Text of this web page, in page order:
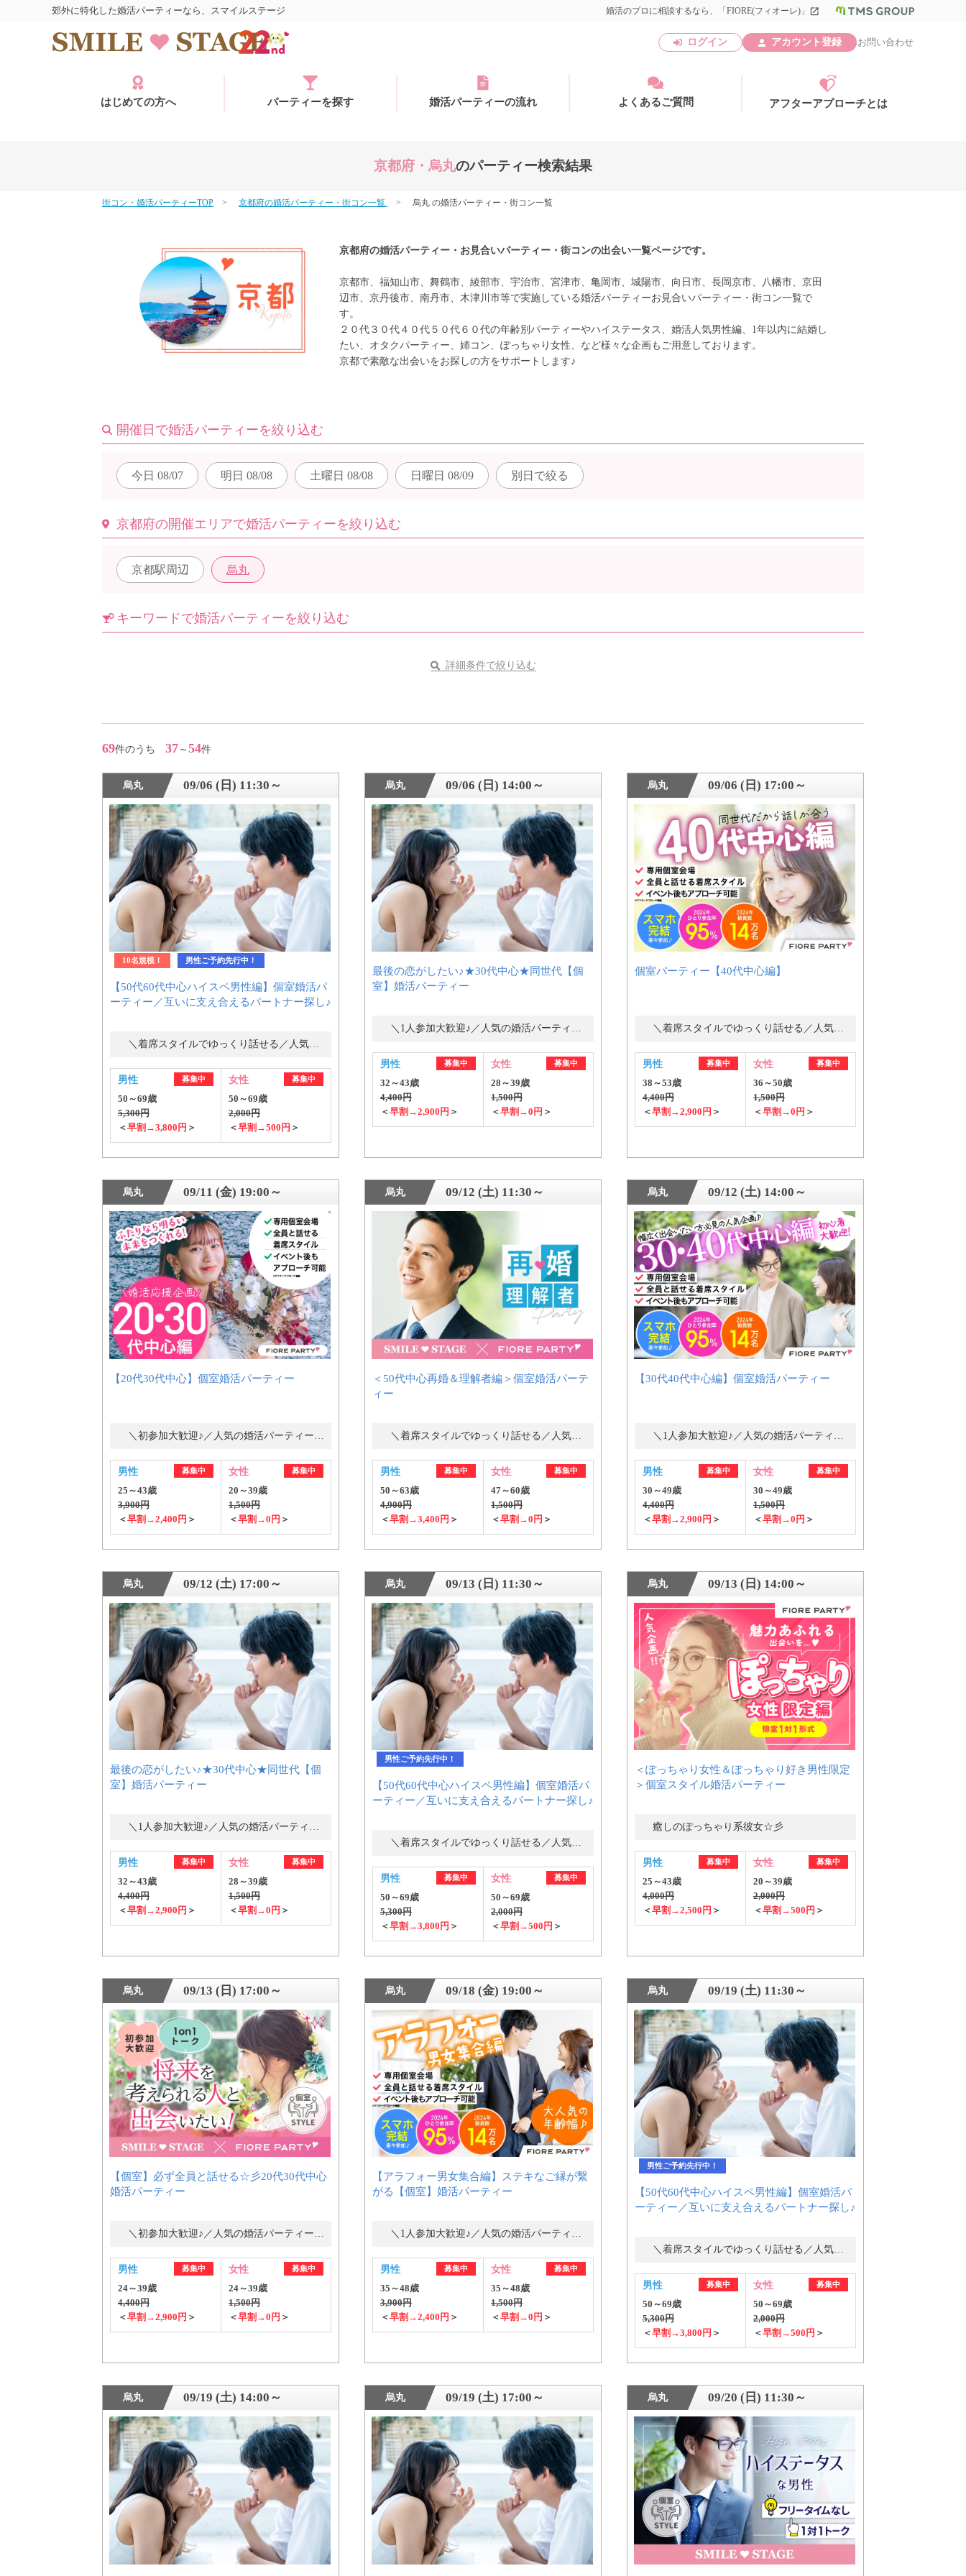
はじめての方へ
今週の婚活パーティー
よくあるご質問
個人情報保護方針launch
子どもの安全基準に関するポリシー
PR
約1,300店の中から
おすすめの優良結婚相談所をご紹介
個人情報保護のため
郊外に特化した婚活パーティーなら、スマイルステージ 婚活のプロに相談するなら、「FIORE(フィオーレ)」 launch
ログイン アカウント登録 お問い合わせ
はじめての方へ パーティーを探す 婚活パーティーの流れ よくあるご質問 アフターアプローチとは
京都府・烏丸のパーティー検索結果
街コン・婚活パーティーTOP 京都府の婚活パーティー・街コン一覧 烏丸 の婚活パーティー・街コン一覧
京都府の婚活パーティー・お見合いパーティー・街コンの出会い一覧ページです。
京都市、福知山市、舞鶴市、綾部市、宇治市、宮津市、亀岡市、城陽市、向日市、長岡京市、八幡市、京田
辺市、京丹後市、南丹市、木津川市等で実施している婚活パーティーお見合いパーティー・街コン一覧で
す。
２０代３０代４０代５０代６０代の年齢別パーティーやハイステータス、婚活人気男性編、1年以内に結婚し
たい、オタクパーティー、姉コン、ぽっちゃり女性、など様々な企画もご用意しております。
京都で素敵な出会いをお探しの方をサポートします♪
開催日で婚活パーティーを絞り込む
今日 08/07 明日 08/08 土曜日 08/08 日曜日 08/09 別日で絞る
京都府の開催エリアで婚活パーティーを絞り込む
京都駅周辺 烏丸
キーワードで婚活パーティーを絞り込む
詳細条件で絞り込む
69件のうち 37 ～ 54件
烏丸 09/06 (日) 11:30～
10名規模！ 男性ご予約先行中！
【50代60代中心ハイスペ男性編】個室婚活パ
ーティー／互いに支え合えるパートナー探し♪
＼着席スタイルでゆっくり話せる／人気の婚活パーティー・街コン
男性 募集中
50～69歳
5,300円
＜早割→3,800円 ＞
女性 募集中
50～69歳
2,000円
＜早割→500円 ＞
烏丸 09/06 (日) 14:00～
最後の恋がしたい♪★30代中心★同世代【個
室】婚活パーティー
＼1人参加大歓迎♪／人気の婚活パーティー・街コン
男性 募集中
32～43歳
4,400円
＜早割→2,900円 ＞
女性 募集中
28～39歳
1,500円
＜早割→0円 ＞
烏丸 09/06 (日) 17:00～
個室パーティー【40代中心編】
＼着席スタイルでゆっくり話せる／人気の婚活パーティー・街コン
男性 募集中
38～53歳
4,400円
＜早割→2,900円 ＞
女性 募集中
36～50歳
1,500円
＜早割→0円 ＞
烏丸 09/11 (金) 19:00～
【20代30代中心】個室婚活パーティー
男性 募集中
25～43歳
3,900円
＜早割→2,400円 ＞
女性 募集中
20～39歳
1,500円
＜早割→0円 ＞
烏丸 09/12 (土) 11:30～
＜50代中心再婚＆理解者編＞個室婚活パーテ
ィー
男性 募集中
50～63歳
4,900円
＜早割→3,400円 ＞
女性 募集中
47～60歳
1,500円
＜早割→0円 ＞
烏丸 09/12 (土) 14:00～
【30代40代中心編】個室婚活パーティー
男性 募集中
30～49歳
4,400円
＜早割→2,900円 ＞
女性 募集中
30～49歳
1,500円
＜早割→0円 ＞
烏丸 09/12 (土) 17:00～
最後の恋がしたい♪★30代中心★同世代【個
室】婚活パーティー
男性 募集中
32～43歳
4,400円
＜早割→2,900円 ＞
女性 募集中
28～39歳
1,500円
＜早割→0円 ＞
烏丸 09/13 (日) 11:30～
男性ご予約先行中！
【50代60代中心ハイスペ男性編】個室婚活パ
ーティー／互いに支え合えるパートナー探し♪
男性 募集中
50～69歳
5,300円
＜早割→3,800円 ＞
女性 募集中
50～69歳
2,000円
＜早割→500円 ＞
烏丸 09/13 (日) 14:00～
＜ぽっちゃり女性＆ぽっちゃり好き男性限定
＞個室スタイル婚活パーティー
癒しのぽっちゃり系彼女☆彡
男性 募集中
25～43歳
4,000円
＜早割→2,500円 ＞
女性 募集中
20～39歳
2,000円
＜早割→500円 ＞
烏丸 09/13 (日) 17:00～
【個室】必ず全員と話せる☆彡20代30代中心
婚活パーティー
＼初参加大歓迎♪／人気の婚活パーティー・街コン
男性 募集中
24～39歳
4,400円
＜早割→2,900円 ＞
女性 募集中
24～39歳
1,500円
＜早割→0円 ＞
烏丸 09/18 (金) 19:00～
【アラフォー男女集合編】ステキなご縁が繋
がる【個室】婚活パーティー
＼1人参加大歓迎♪／人気の婚活パーティー・街コン
男性 募集中
35～48歳
3,900円
＜早割→2,400円 ＞
女性 募集中
35～48歳
1,500円
＜早割→0円 ＞
烏丸 09/19 (土) 11:30～
男性ご予約先行中！
【50代60代中心ハイスペ男性編】個室婚活パ
ーティー／互いに支え合えるパートナー探し♪
＼着席スタイルでゆっくり話せる／人気の婚活パーティー・街コン
男性 募集中
50～69歳
5,300円
＜早割→3,800円 ＞
女性 募集中
50～69歳
2,000円
＜早割→500円 ＞
烏丸 09/19 (土) 14:00～ 烏丸 09/19 (土) 17:00～ 烏丸 09/20 (日) 11:30～